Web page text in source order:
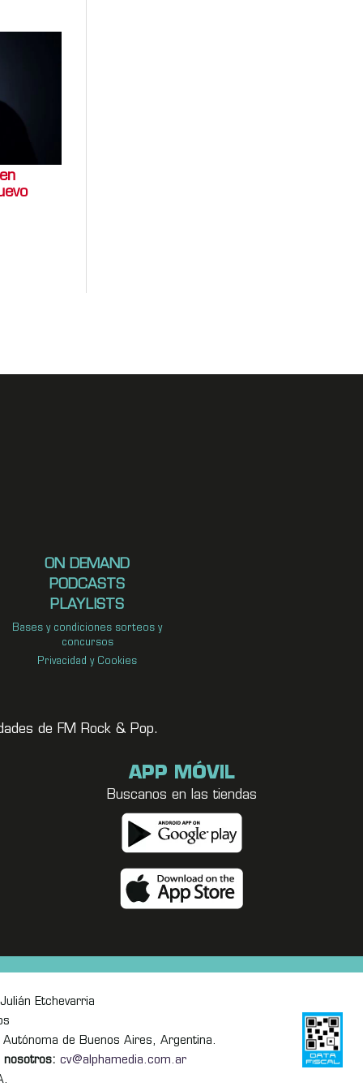
ON DEMAND
PODCASTS
PLAYLISTS
Bases y condiciones sorteos y
concursos
Privacidad y Cookies
de FM Rock & Pop.
APP MÓVIL
Buscanos en las tiendas
Julián Etchevarria
de Buenos Aires, Argentina.
nosotros: cv@alphamedia.com.ar